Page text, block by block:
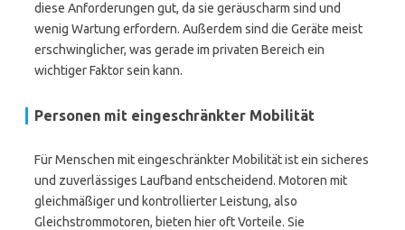
diese Anforderungen gut, da sie geräuscharm sind und
wenig Wartung erfordern. Außerdem sind die Geräte meist
erschwinglicher, was gerade im privaten Bereich ein
wichtiger Faktor sein kann.
Personen mit eingeschränkter Mobilität
Für Menschen mit eingeschränkter Mobilität ist ein sicheres
und zuverlässiges Laufband entscheidend. Motoren mit
gleichmäßiger und kontrollierter Leistung, also
Gleichstrommotoren, bieten hier oft Vorteile. Sie